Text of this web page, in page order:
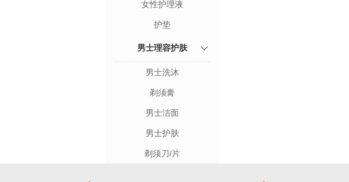
女性护理液
护垫
男士理容护肤
男士洗沐
剃须膏
男士洁面
男士护肤
剃须刀/片